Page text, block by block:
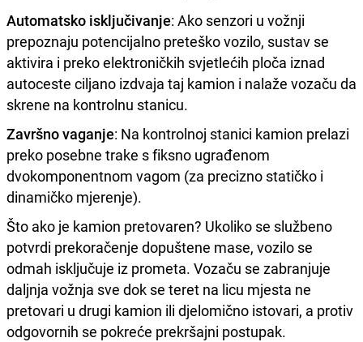
Automatsko isključivanje: Ako senzori u vožnji
prepoznaju potencijalno preteško vozilo, sustav se
aktivira i preko elektroničkih svjetlećih ploča iznad
autoceste ciljano izdvaja taj kamion i nalaže vozaču da
skrene na kontrolnu stanicu.
Završno vaganje: Na kontrolnoj stanici kamion prelazi
preko posebne trake s fiksno ugrađenom
dvokomponentnom vagom (za precizno statičko i
dinamičko mjerenje).
Što ako je kamion pretovaren? Ukoliko se službeno
potvrdi prekoračenje dopuštene mase, vozilo se
odmah isključuje iz prometa. Vozaču se zabranjuje
daljnja vožnja sve dok se teret na licu mjesta ne
pretovari u drugi kamion ili djelomično istovari, a protiv
odgovornih se pokreće prekršajni postupak.